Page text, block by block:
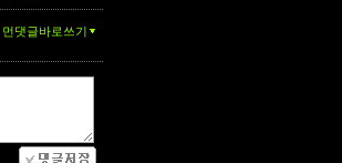
먼댓글바로쓰기